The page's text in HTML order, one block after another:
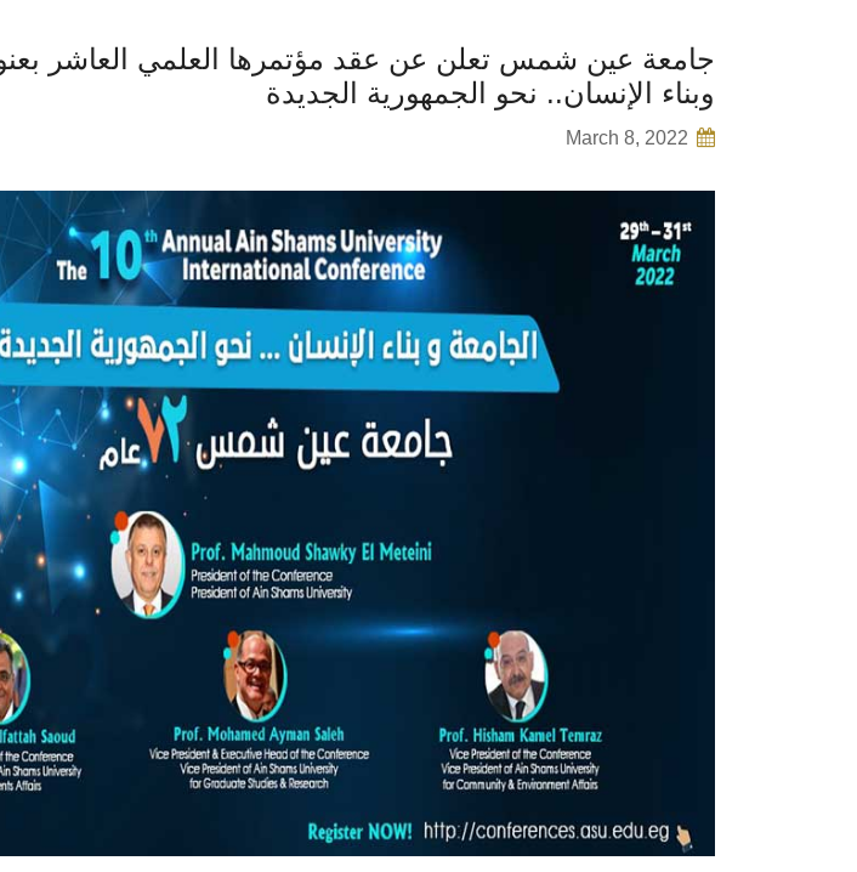
جامعة عين شمس تعلن عن عقد مؤتمرها العلمي العاشر
وبناء الإنسان.. نحو الجمهورية الجديدة
March 8, 2022